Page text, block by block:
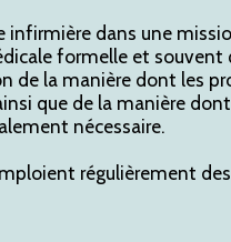
infirmière dans une
formelle et souvent
de la manière dont les
que de la manière
nécessaire.
régulièrement